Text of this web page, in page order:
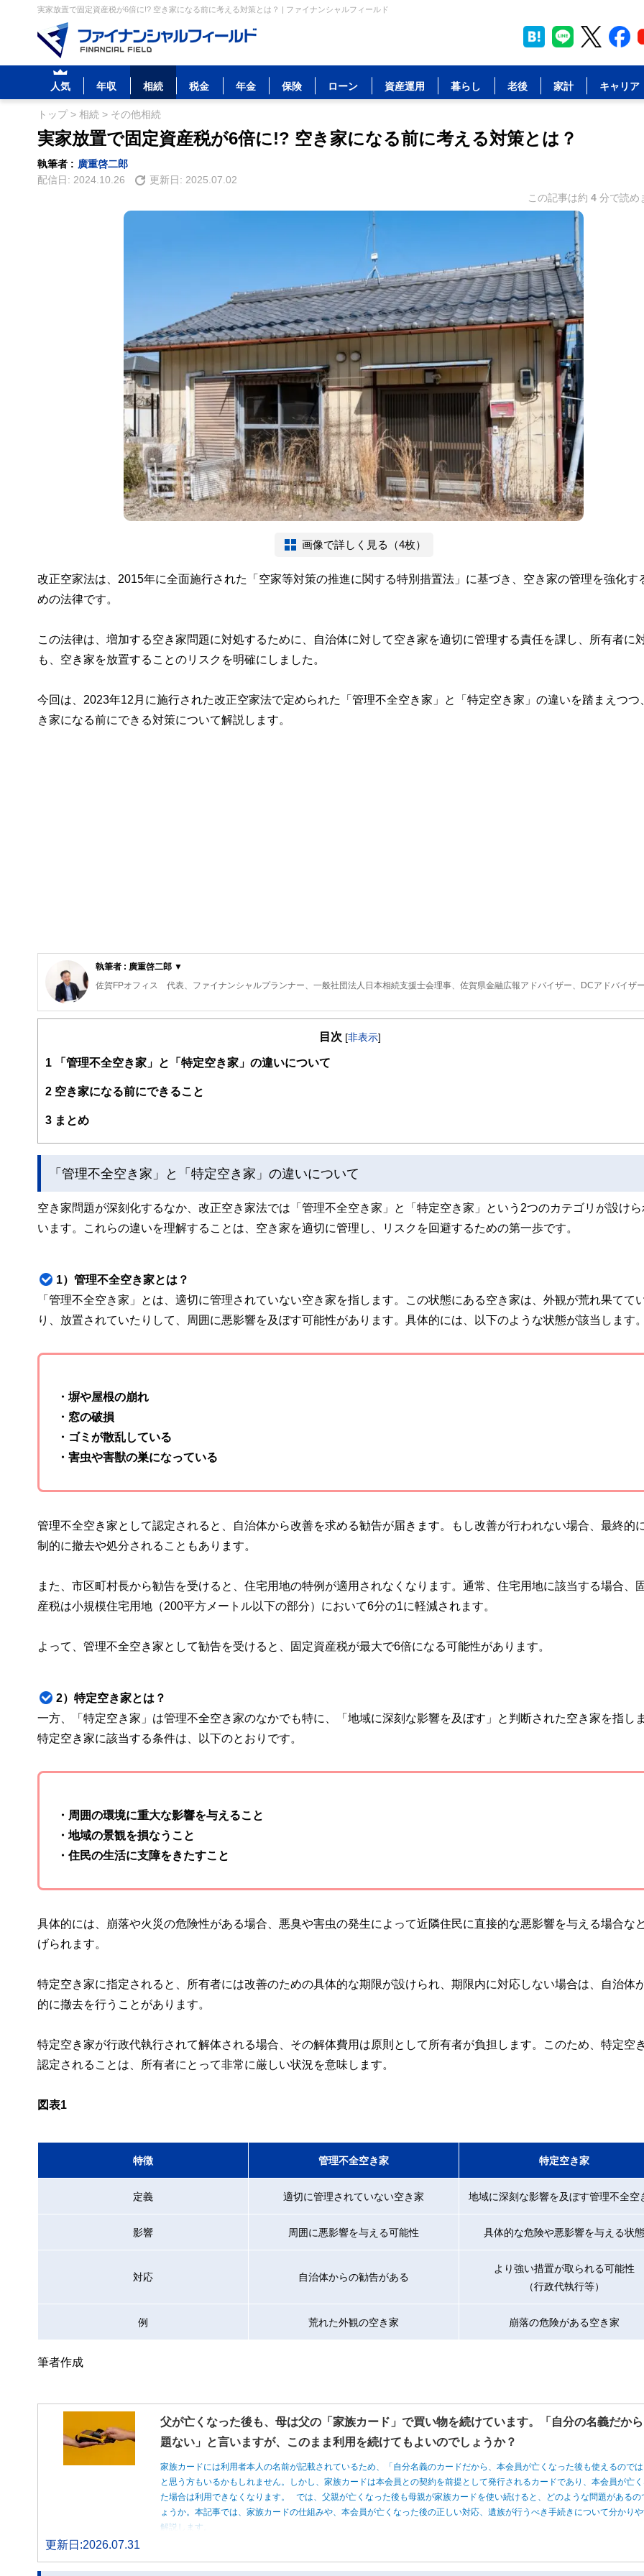
実家放置で固定資産税が6倍に!? 空き家になる前に考える対策とは？ | ファイナンシャルフィールド
人気 年収 相続 税金 年金 保険 ローン 資産運用 暮らし 老後 家計 キャリア
トップ> 相続 > その他相続
実家放置で固定資産税が6倍に!? 空き家になる前に考える対策とは？
執筆者 :
廣重啓二郎
配信日: 2024.10.26 更新日: 2025.07.02
この記事は約 4 分で読め
画像で詳しく見る（4枚）
改正空家法は、2015年に全面施行された「空家等対策の推進に関する特別措置法」に基づき、空き家の管理を強化す
めの法律です。
この法律は、増加する空き家問題に対処するために、自治体に対して空き家を適切に管理する責任を課し、所有者に
も、空き家を放置することのリスクを明確にしました。
今回は、2023年12月に施行された改正空家法で定められた「管理不全空き家」と「特定空き家」の違いを踏まえつつ
き家になる前にできる対策について解説します。
執筆者 : 廣重啓二郎 ▼
佐賀FPオフィス 代表、ファイナンシャルプランナー、一般社団法人日本相続支援士会理事、佐賀県金融広報アドバイザー、DCアドバイザー
立命館大学卒業後、１３年間大手小売業の販売業務に従事した後、保険会社に転職。1 年間保険会社に勤務後、保険代理店に6 年間勤務。
現在は、日本FP協会佐賀支部の副支部長として、消費者向けのイベントや個別相談などで活動している。また、佐賀県金融広報アドバイザー
目次 [非表示]
1 「管理不全空き家」と「特定空き家」の違いについて
2 空き家になる前にできること
3 まとめ
「管理不全空き家」と「特定空き家」の違いについて
空き家問題が深刻化するなか、改正空き家法では「管理不全空き家」と「特定空き家」という2つのカテゴリが設けら
います。これらの違いを理解することは、空き家を適切に管理し、リスクを回避するための第一歩です。
1）管理不全空き家とは？
「管理不全空き家」とは、適切に管理されていない空き家を指します。この状態にある空き家は、外観が荒れ果てて
り、放置されていたりして、周囲に悪影響を及ぼす可能性があります。具体的には、以下のような状態が該当します。
・塀や屋根の崩れ
・窓の破損
・ゴミが散乱している
・害虫や害獣の巣になっている
管理不全空き家として認定されると、自治体から改善を求める勧告が届きます。もし改善が行われない場合、最終的
制的に撤去や処分されることもあります。
また、市区町村長から勧告を受けると、住宅用地の特例が適用されなくなります。通常、住宅用地に該当する場合、
産税は小規模住宅用地（200平方メートル以下の部分）において6分の1に軽減されます。
よって、管理不全空き家として勧告を受けると、固定資産税が最大で6倍になる可能性があります。
2）特定空き家とは？
一方、「特定空き家」は管理不全空き家のなかでも特に、「地域に深刻な影響を及ぼす」と判断された空き家を指しま
特定空き家に該当する条件は、以下のとおりです。
・周囲の環境に重大な影響を与えること
・地域の景観を損なうこと
・住民の生活に支障をきたすこと
具体的には、崩落や火災の危険性がある場合、悪臭や害虫の発生によって近隣住民に直接的な悪影響を与える場合な
げられます。
特定空き家に指定されると、所有者には改善のための具体的な期限が設けられ、期限内に対応しない場合は、自治体
的に撤去を行うことがあります。
特定空き家が行政代執行されて解体される場合、その解体費用は原則として所有者が負担します。このため、特定空
認定されることは、所有者にとって非常に厳しい状況を意味します。
図表1
特徴 管理不全空き家 特定空き家
定義 適切に管理されていない空き家 地域に深刻な影響を及ぼす管理不全空
影響 周囲に悪影響を与える可能性 具体的な危険や悪影響を与える状態
対応 自治体からの勧告がある
より強い措置が取られる可能性
（行政代執行等）
例 荒れた外観の空き家 崩落の危険がある空き家
筆者作成
父が亡くなった後も、母は父の「家族カード」で買い物を続けています。「自分の名義だから
題ない」と言いますが、このまま利用を続けてもよいのでしょうか？
家族カードには利用者本人の名前が記載されているため、「自分名義のカードだから、本会員が亡くなった後も使えるのでは
と思う方もいるかもしれません。しかし、家族カードは本会員との契約を前提として発行されるカードであり、本会員が亡く
た場合は利用できなくなります。 では、父親が亡くなった後も母親が家族カードを使い続けると、どのような問題があるの
ょうか。本記事では、家族カードの仕組みや、本会員が亡くなった後の正しい対応、遺族が行うべき手続きについて分かりや
解説します。
更新日:2026.07.31